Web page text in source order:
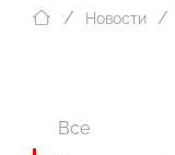
Новости
Все